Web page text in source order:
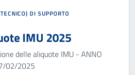
DI SUPPORTO
IMU 2025
delle aliquote IMU - ANNO
02/2025